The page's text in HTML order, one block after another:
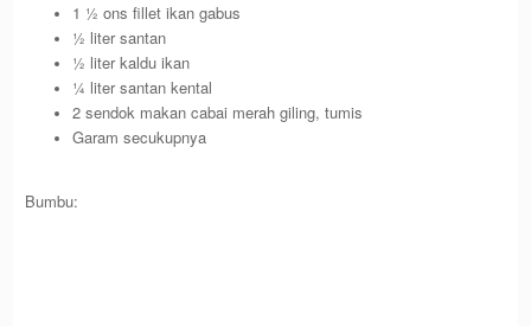
1 ½ ons fillet ikan gabus
½ liter santan
½ liter kaldu ikan
¼ liter santan kental
2 sendok makan cabai merah giling, tumis
Garam secukupnya
Bumbu: